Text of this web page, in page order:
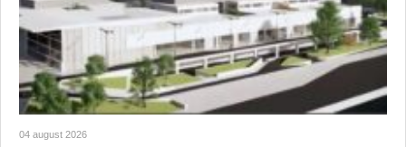
04 august 2026